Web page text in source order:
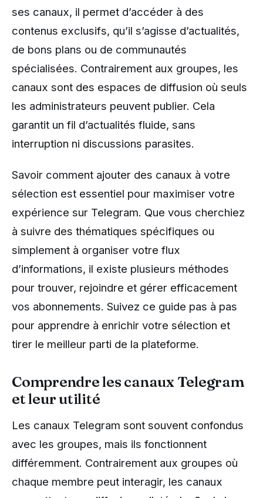
ses canaux, il permet d’accéder à des
contenus exclusifs, qu’il s’agisse d’actualités,
de bons plans ou de communautés
spécialisées. Contrairement aux groupes, les
canaux sont des espaces de diffusion où seuls
les administrateurs peuvent publier. Cela
garantit un fil d’actualités fluide, sans
interruption ni discussions parasites.
Savoir comment ajouter des canaux à votre
sélection est essentiel pour maximiser votre
expérience sur Telegram. Que vous cherchiez
à suivre des thématiques spécifiques ou
simplement à organiser votre flux
d’informations, il existe plusieurs méthodes
pour trouver, rejoindre et gérer efficacement
vos abonnements. Suivez ce guide pas à pas
pour apprendre à enrichir votre sélection et
tirer le meilleur parti de la plateforme.
Comprendre les canaux Telegram
et leur utilité
Les canaux Telegram sont souvent confondus
avec les groupes, mais ils fonctionnent
différemment. Contrairement aux groupes où
chaque membre peut interagir, les canaux